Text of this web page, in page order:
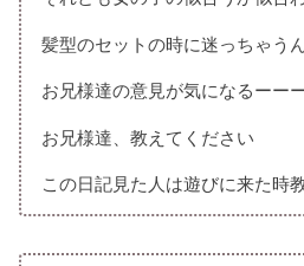
髪型のセットの時に迷っちゃう
お兄様達の意見が気になるーー
お兄様達、教えてください
この日記見た人は遊びに来た時